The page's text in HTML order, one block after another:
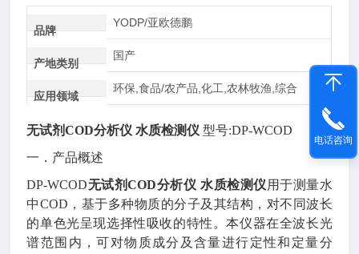
品牌
YODP/亚欧德鹏
产地类别
国产
应用领域
环保,食品/农产品,化工,农林牧渔,综合
无试剂COD分析仪 水质检测仪 型号:DP-WCOD
一．产品概述
DP-WCOD无试剂COD分析仪 水质检测仪 用于测量水
中COD，基于多种物质的分子及其结构，对不同波长
的单色光呈现选择性吸收的特性。本仪器在全波长光
谱范围内，可对物质成分及含量进行定性和定量分
电话咨询